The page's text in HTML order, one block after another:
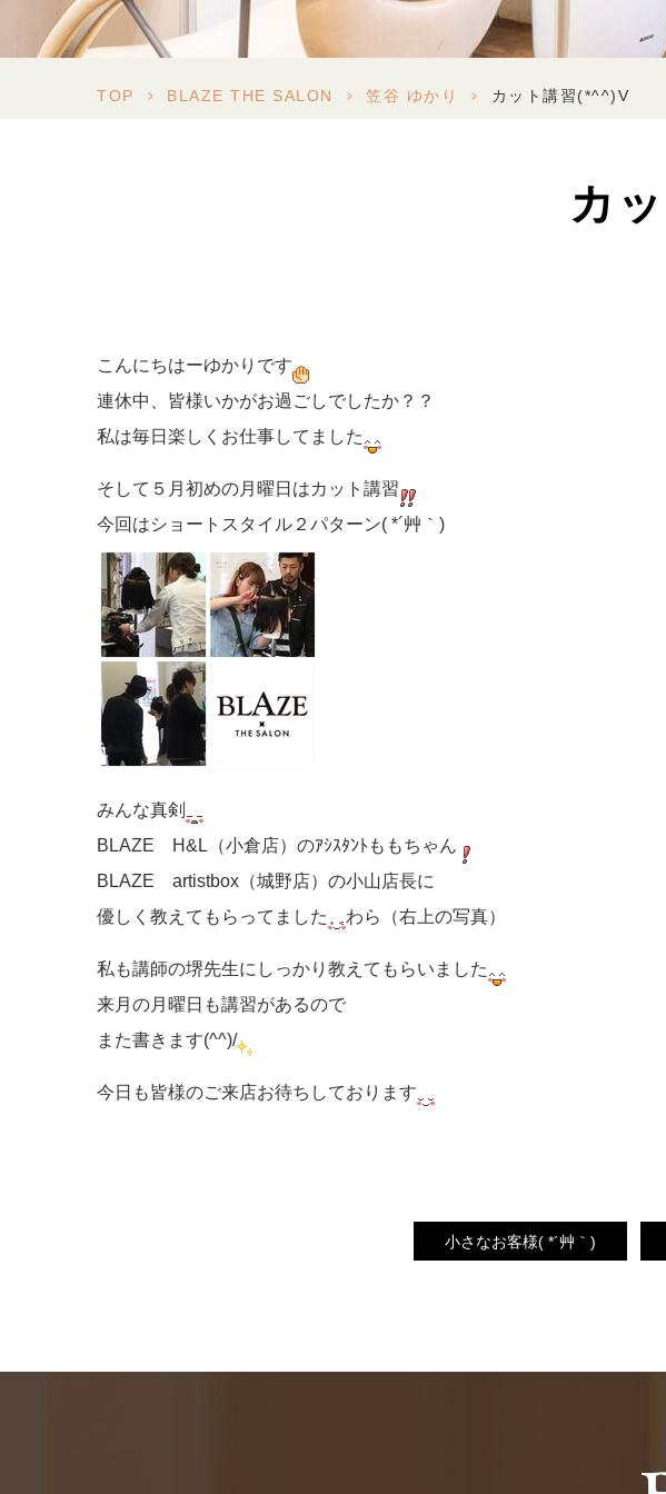
TOP > BLAZE THE SALON > 笠谷 ゆかり > カット講習(*^^)V
カ
こんにちはーゆかりです
連休中、皆様いかがお過ごしでしたか？？
私は毎日楽しくお仕事してました
そして５月初めの月曜日はカット講習
今回はショートスタイル２パターン( *´艸｀)
みんな真剣
BLAZE H&L（小倉店）のｱｼｽﾀﾝﾄももちゃん
BLAZE artistbox（城野店）の小山店長に
優しく教えてもらってました
わら（右上の写真）
私も講師の堺先生にしっかり教えてもらいました
来月の月曜日も講習があるので
また書きます(^^)/
今日も皆様のご来店お待ちしております
小さなお客様( *´艸｀)